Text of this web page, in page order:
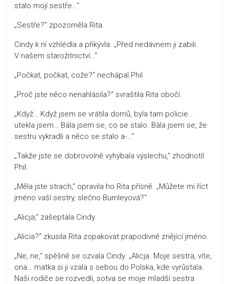
stalo mojí sestře…“
„Sestře?“ zpozorněla Rita.
Cindy k ní vzhlédla a přikývla. „Před nedávnem ji zabili.
V našem starožitnictví…“
„Počkat, počkat, cože?“ nechápal Phil.
„Proč jste něco nenahlásila?“ svraštila Rita obočí.
„Když… Když jsem se vrátila domů, byla tam policie…
utekla jsem… Bála jsem se, co se stalo. Bála jsem se, že
sestru vykradli a něco se stalo a-…“
„Takže jste se dobrovolně vyhýbala výslechu,“ zhodnotil
Phil.
„Měla jste strach,“ opravila ho Rita přísně. „Můžete mi říct
jméno vaší sestry, slečno Burnleyová?“
„Alicja,“ zašeptala Cindy.
„Alicia?“ zkusila Rita zopakovat prapodivně znějící jméno.
„Ne, ne,“ spěšně se ozvala Cindy. „Alicja. Moje sestra, víte,
ona… matka si ji vzala s sebou do Polska, kde vyrůstala.
Naši rodiče se rozvedli, sotva se moje mladší sestra